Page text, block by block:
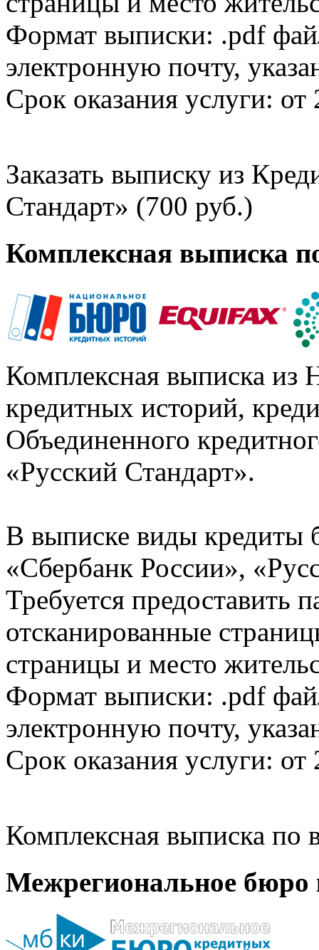
Формат выписки: .pdf
электронную почту,
Срок оказания услуги: от
Заказать выписку из
Стандарт» (700 руб.)
Комплексная выписка
Комплексная выписка из
кредитных историй,
Объединенного
«Русский Стандарт».
В выписке виды кредиты
«Сбербанк России»,
Требуется предоставить
отсканированные
страницы и место
Формат выписки: .pdf
электронную почту,
Срок оказания услуги: от
Комплексная выписка
Межрегиональное бюро